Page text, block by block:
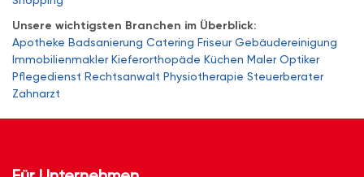
Unsere wichtigsten Branchen im Überblick:
Apotheke Badsanierung Catering Friseur Gebäudereinigung
Immobilienmakler Kieferorthopäde Küchen Maler Optiker
Pflegedienst Rechtsanwalt Physiotherapie Steuerberater
Zahnarzt